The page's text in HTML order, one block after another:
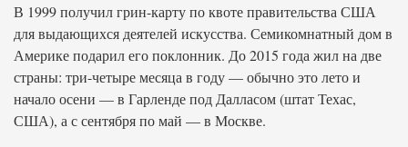
В 1999 получил грин-карту по квоте правительства США
для выдающихся деятелей искусства. Семикомнатный дом в
Америке подарил его поклонник. До 2015 года жил на две
страны: три-четыре месяца в году — обычно это лето и
начало осени — в Гарленде под Далласом (штат Техас,
США), а с сентября по май — в Москве.